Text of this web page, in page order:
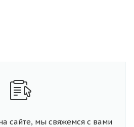
сайте, мы свяжемся с вами